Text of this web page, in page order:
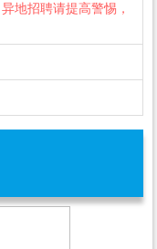
异地招聘请提高警惕，